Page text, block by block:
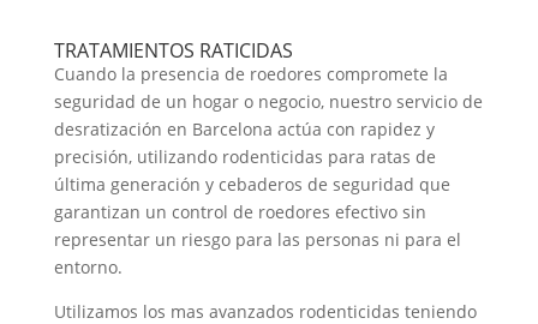
TRATAMIENTOS RATICIDAS
Cuando la presencia de roedores compromete la
seguridad de un hogar o negocio, nuestro servicio de
desratización en Barcelona actúa con rapidez y
precisión, utilizando rodenticidas para ratas de
última generación y cebaderos de seguridad que
garantizan un control de roedores efectivo sin
representar un riesgo para las personas ni para el
entorno.
Utilizamos los mas avanzados rodenticidas teniendo